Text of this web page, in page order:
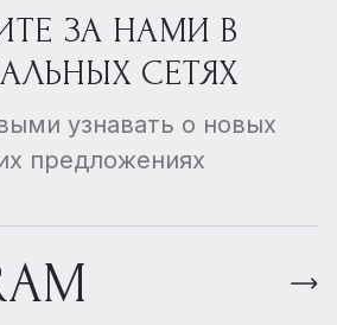
ЗА НАМИ В
СЕТЯХ
узнавать о новых
предложениях